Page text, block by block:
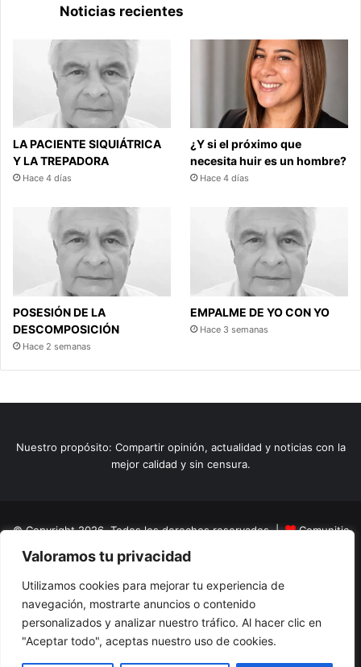
Valoramos tu privacidad
Utilizamos cookies para mejorar tu experiencia de
navegación, mostrarte anuncios o contenido
personalizados y analizar nuestro tráfico. Al hacer clic en
"Aceptar todo", aceptas nuestro uso de cookies.
Noticias recientes
LA PACIENTE SIQUIÁTRICA
Y LA TREPADORA
Hace 4 días
¿Y si el próximo que
necesita huir es un hombre?
Hace 4 días
POSESIÓN DE LA
DESCOMPOSICIÓN
Hace 2 semanas
EMPALME DE YO CON YO
Hace 3 semanas
Nuestro propósito: Compartir opinión, actualidad y noticias con la
mejor calidad y sin censura.
© Copyright 2026, Todos los derechos reservados |
Comunitic
SAS BICNit 901228106
Home
Actualidad Variedades Opinion Turismo
El Tinteadero
Caricaturas Reportajes
FacebookYouTubeInstagram